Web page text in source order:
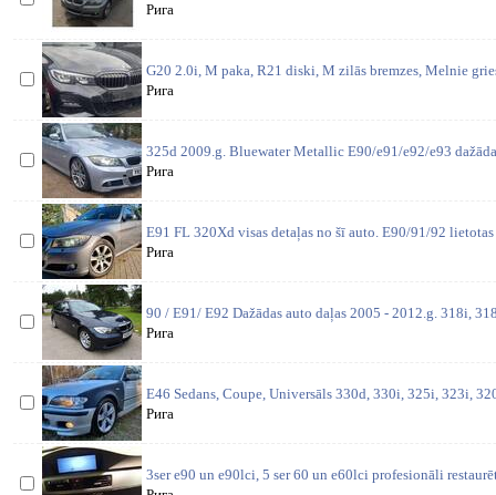
Рига
G20 2.0i, M paka, R21 diski, M zilās bremzes, Melnie
Рига
325d 2009.g. Bluewater Metallic E90/e91/e92/e93
Рига
E91 FL 320Xd visas detaļas no šī auto. E90/91/92
Рига
90 / E91/ E92 Dažādas auto daļas 2005 - 2012.g. 318i,
Рига
E46 Sedans, Coupe, Universāls 330d, 330i, 325i, 323i,
Рига
3ser e90 un e90lci, 5 ser 60 un e60lci profesionāli